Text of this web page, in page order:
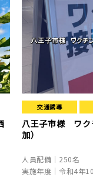
交通誘導
八王子市様 ワク
加）
人員配備｜250名
実施年度｜令和4年